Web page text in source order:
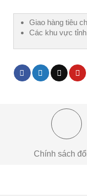
Giao hàng tiêu
Các khu vực
Chính sách